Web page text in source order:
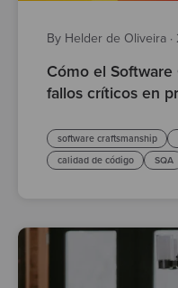
By Helder de Oliveira ·
Cómo el
fallos críticos en
software craftsmanship
calidad de código
SQA